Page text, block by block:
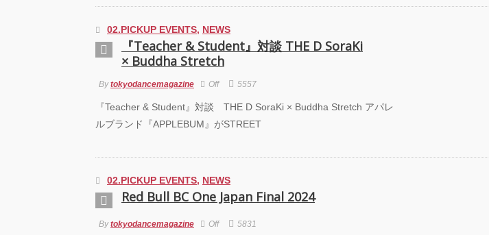
02.PICKUP EVENTS, NEWS
『Teacher & Student』対談 THE D SoraKi
× Buddha Stretch
Bytokyodancemagazine Off 5557
『Teacher & Student』対談 THE D SoraKi × Buddha Stretch アパレ
ルブランド『APPLEBUM』がSTREET
02.PICKUP EVENTS, NEWS
Red Bull BC One Japan Final 2024
Bytokyodancemagazine Off 5831